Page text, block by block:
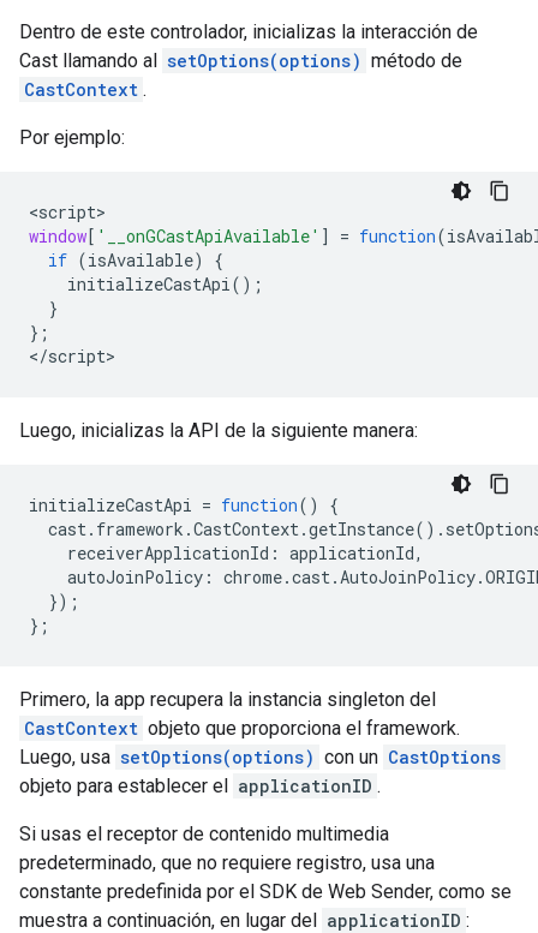
Dentro de este controlador, inicializas la interacción de
Cast llamando al setOptions(options) método de
CastContext .
Por ejemplo:
<script
window[ '__onGCastApiAvailable' ] = function(
if (isAvailable)
{
initializeCastApi();
}
};
</script
Luego, inicializas la API de la siguiente manera:
initializeCastApi = function()
{
cast. framework .CastContext.getInstance().
receiverApplicationId : applicationId,
autoJoinPolicy : chrome.cast.AutoJoinPolicy.
});
};
Primero, la app recupera la instancia singleton del
CastContext objeto que proporciona el framework.
Luego, usa setOptions(options) con un CastOptions
objeto para establecer el applicationID .
Si usas el receptor de contenido multimedia
predeterminado, que no requiere registro, usa una
constante predefinida por el SDK de Web Sender, como se
muestra a continuación, en lugar del applicationID :